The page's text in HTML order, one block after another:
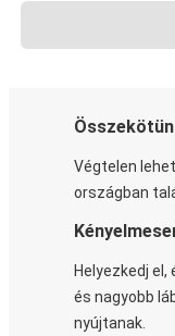
Végtelen
országban
Helyezkedj
és nagyobb
nyújtanak.